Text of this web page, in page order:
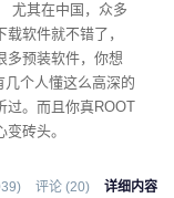
尤其在中国，众多
软件就不错了，
多预装软件，你想
个人懂这么高深的
过。而且你真ROOT
砖头。
评论 (20) 详细内容